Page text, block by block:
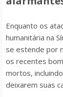
Enquanto os
humanitária na
se estende por
os recentes
mortos,
deixarem suas